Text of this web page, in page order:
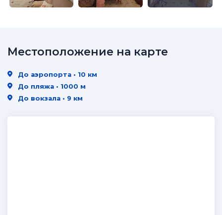
Местоположение на карте
До аэропорта • 10 км
До пляжа • 1000 м
До вокзала • 9 км